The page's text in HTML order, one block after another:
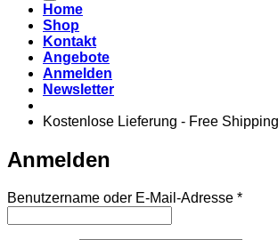
Home
Shop
Kontakt
Angebote
Anmelden
Newsletter
Kostenlose Lieferung - Free Shipping
Anmelden
Benutzername oder E-Mail-Adresse *